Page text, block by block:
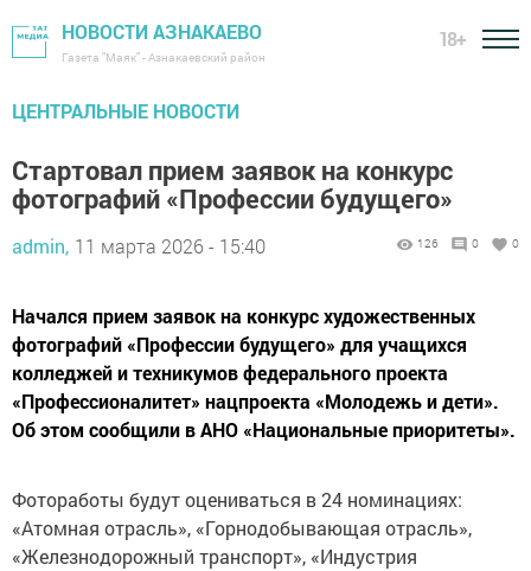
НОВОСТИ АЗНАКАЕВО
Газета "Маяк" - Азнакаевский район
18+
ЦЕНТРАЛЬНЫЕ НОВОСТИ
Стартовал прием заявок на конкурс
фотографий «Профессии будущего»
admin, 11 марта 2026 - 15:40 126 0 0
Начался прием заявок на конкурс художественных
фотографий «Профессии будущего» для учащихся
колледжей и техникумов федерального проекта
«Профессионалитет» нацпроекта «Молодежь и дети».
Об этом сообщили в АНО «Национальные приоритеты».
Фотоработы будут оцениваться в 24 номинациях:
«Атомная отрасль», «Горнодобывающая отрасль»,
«Железнодорожный транспорт», «Индустрия